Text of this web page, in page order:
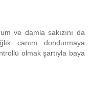
ve damla sakızını da
canım dondurmaya
olmak şartıyla baya